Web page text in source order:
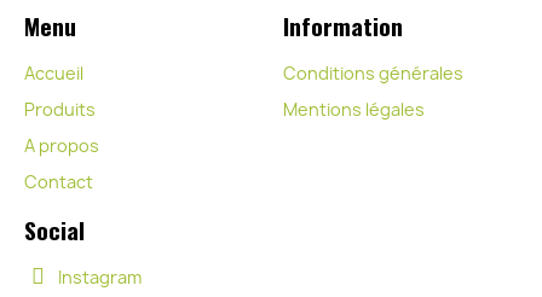
Menu
Accueil
Produits
A propos
Contact
Information
Conditions générales
Mentions légales
Social
Instagram